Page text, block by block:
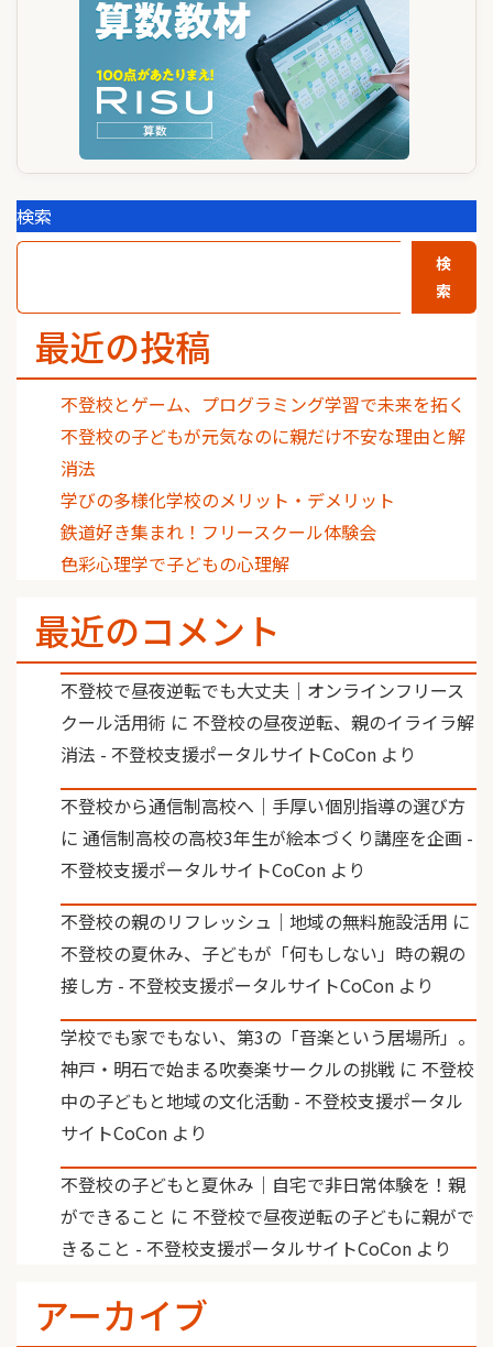
検索
検
索
最近の投稿
不登校とゲーム、プログラミング学習で未来を拓く
不登校の子どもが元気なのに親だけ不安な理由と解
消法
学びの多様化学校のメリット・デメリット
鉄道好き集まれ！フリースクール体験会
色彩心理学で子どもの心理解
最近のコメント
不登校で昼夜逆転でも大丈夫｜オンラインフリース
クール活用術 に 不登校の昼夜逆転、親のイライラ解
消法 - 不登校支援ポータルサイトCoCon より
不登校から通信制高校へ｜手厚い個別指導の選び方
に 通信制高校の高校3年生が絵本づくり講座を企画 -
不登校支援ポータルサイトCoCon より
不登校の親のリフレッシュ｜地域の無料施設活用 に
不登校の夏休み、子どもが「何もしない」時の親の
接し方 - 不登校支援ポータルサイトCoCon より
学校でも家でもない、第3の「音楽という居場所」。
神戸・明石で始まる吹奏楽サークルの挑戦 に 不登校
中の子どもと地域の文化活動 - 不登校支援ポータル
サイトCoCon より
不登校の子どもと夏休み｜自宅で非日常体験を！親
ができること に 不登校で昼夜逆転の子どもに親がで
きること - 不登校支援ポータルサイトCoCon より
アーカイブ